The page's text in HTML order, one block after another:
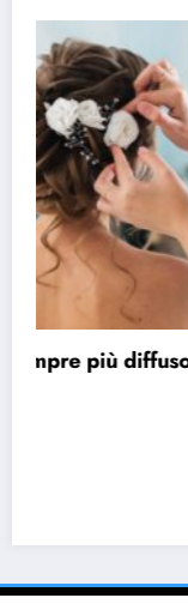
ACCONCIATURE